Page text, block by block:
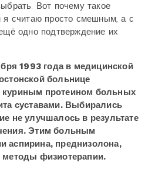
Вот почему такое
я считаю просто смешным, а с
одно подтверждение их
1993 года в медицинской
больнице
куриным протеином больных
суставами. Выбирались
не улучшалось в результате
Этим больным
аспирина, преднизолона,
методы физиотерапии.